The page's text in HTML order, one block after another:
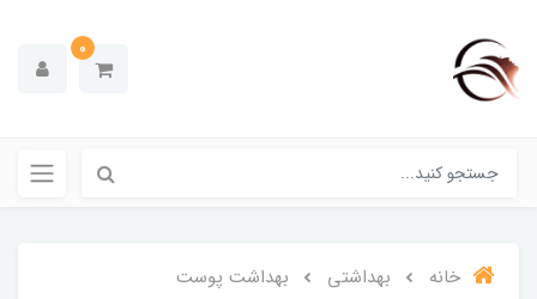
0
خانه بهداشتی
بهداشت پوست